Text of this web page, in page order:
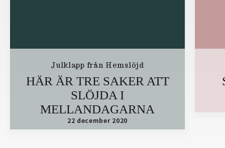
Julklapp från Hemslöjd
HÄR ÄR TRE SAKER ATT
SLÖJDA I
MELLANDAGARNA
22 december 2020